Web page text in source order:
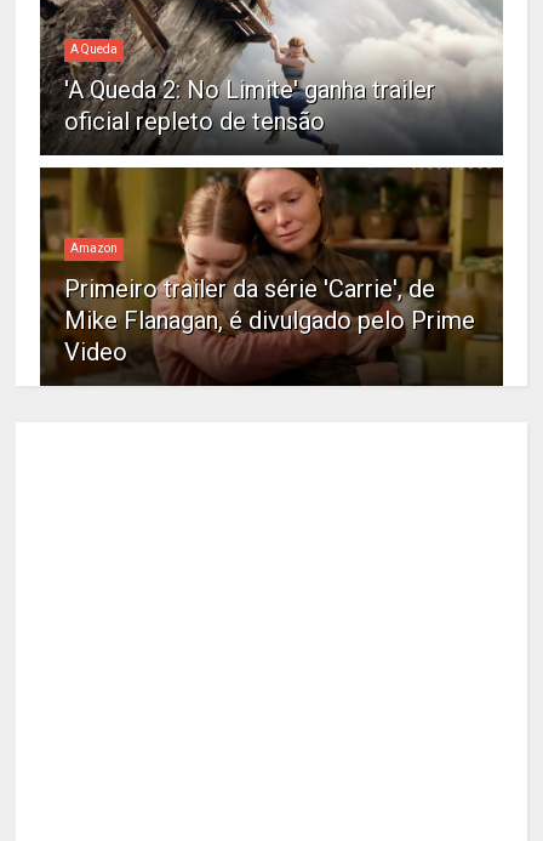
A Queda
'A Queda 2: No Limite' ganha trailer
oficial repleto de tensão
Amazon
Primeiro trailer da série 'Carrie', de
Mike Flanagan, é divulgado pelo Prime
Video